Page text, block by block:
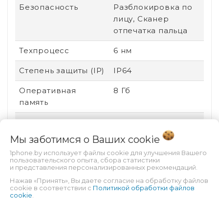
Безопасность
Разблокировка по
лицу, Сканер
отпечатка пальца
Техпроцесс 6 нм
Степень защиты (IP) IP64
Оперативная
память
8 Гб
Сенсорный экран Есть
Стандарт связи
2G (GSM), 3G (UMTS),
4G (LTE)
Поддержка карт
памяти
Мы заботимся о Ваших cookie
1phone.by использует файлы cookie для улучшения Вашего
пользовательского опыта, сбора статистики
и представления персонализированных рекомендаций.
Нажав «Принять», Вы даете согласие на обработку файлов
cookie в соответствии с Политикой обработки файлов
cookie